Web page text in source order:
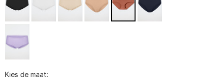
Kies de maat: